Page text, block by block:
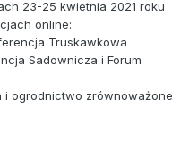
23-25 kwietnia 2021 roku
online:
Truskawkowa
Sadownicza i Forum
i ogrodnictwo zrównoważone